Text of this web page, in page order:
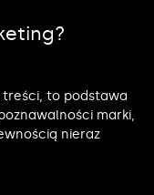
to podstawa
marki,
nieraz